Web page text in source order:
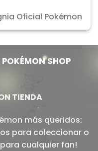
Oficial Pokémon
SHOP
TIENDA
más queridos:
para coleccionar o
cualquier fan!